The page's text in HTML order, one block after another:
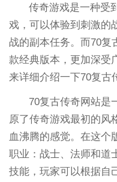
传奇游戏是一种受
戏，可以体验到刺激的
战的副本任务。而70复
款经典版本，更加深受
来详细介绍一下70复古
70复古传奇网站是
原了传奇游戏最初的风
血沸腾的感觉。在这个
职业：战士、法师和道
技能，玩家可以根据自